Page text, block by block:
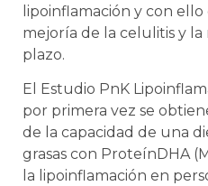
lipoinflamación y con
mejoría de la celulitis y
plazo.
El Estudio PnK
por primera vez se
de la capacidad de una
grasas con ProteínDHA
la lipoinflamación en